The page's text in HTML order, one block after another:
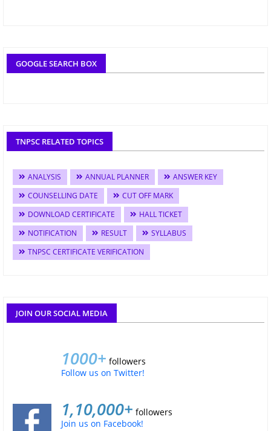
GOOGLE SEARCH BOX
TNPSC RELATED TOPICS
ANALYSIS ANNUAL PLANNER
ANSWER KEY
COUNSELLING DATE
CUT OFF MARK
DOWNLOAD CERTIFICATE
HALL TICKET
NOTIFICATION
RESULT
SYLLABUS
TNPSC CERTIFICATE VERIFICATION
JOIN OUR SOCIAL MEDIA
1000+ followers
Follow us on Twitter!
1,10,000+ followers
Join us on Facebook!